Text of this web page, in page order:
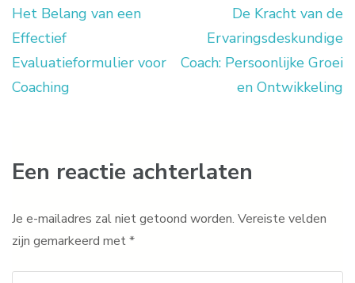
Berichtnavigatie
Het Belang van een
Effectief
Evaluatieformulier voor
Coaching
De Kracht van de
Ervaringsdeskundige
Coach: Persoonlijke Groei
en Ontwikkeling
Een reactie achterlaten
Je e-mailadres zal niet getoond worden. Vereiste velden
zijn gemarkeerd met*